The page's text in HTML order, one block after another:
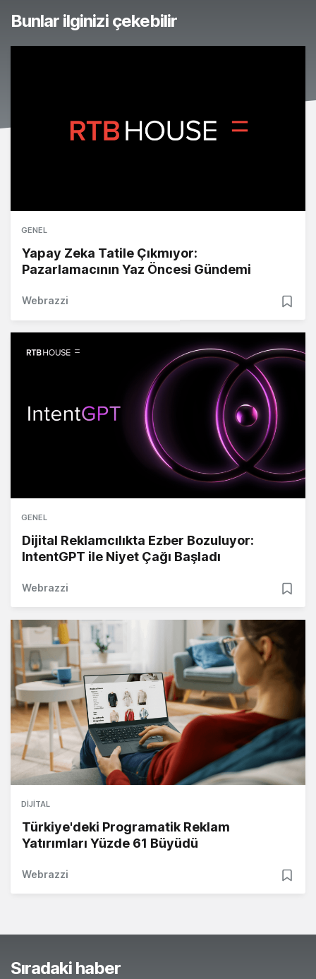
Bunlar ilginizi çekebilir
GENEL
Yapay Zeka Tatile Çıkmıyor:
Pazarlamacının Yaz Öncesi Gündemi
Webrazzi
GENEL
Dijital Reklamcılıkta Ezber Bozuluyor:
IntentGPT ile Niyet Çağı Başladı
Webrazzi
DIJITAL
Türkiye'deki Programatik Reklam
Yatırımları Yüzde 61 Büyüdü
Webrazzi
Sıradaki haber